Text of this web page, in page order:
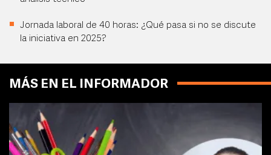
Jornada laboral de 40 horas: ¿Qué pasa si no se discute
la iniciativa en 2025?
MÁS EN EL INFORMADOR